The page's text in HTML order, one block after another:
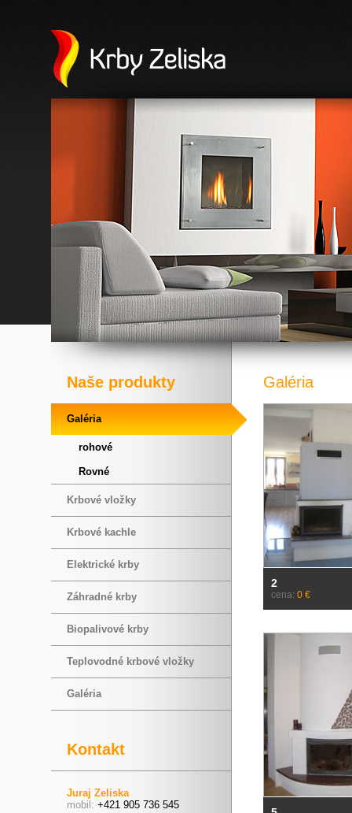
Naše produkty
Galéria
rohové
Rovné
Krbové vložky
Krbové kachle
Elektrické krby
Záhradné krby
Biopalivové krby
Teplovodné krbové vložky
Galéria
Kontakt
Juraj Zeliska
mobil: +421 905 736 545
Galéria
2
cena: 0 €